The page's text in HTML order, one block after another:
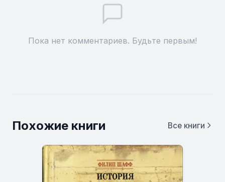
Пока нет комментариев. Будьте первым!
Похожие книги Все книги